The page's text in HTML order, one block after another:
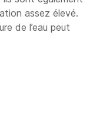
assez élevé.
de l’eau peut